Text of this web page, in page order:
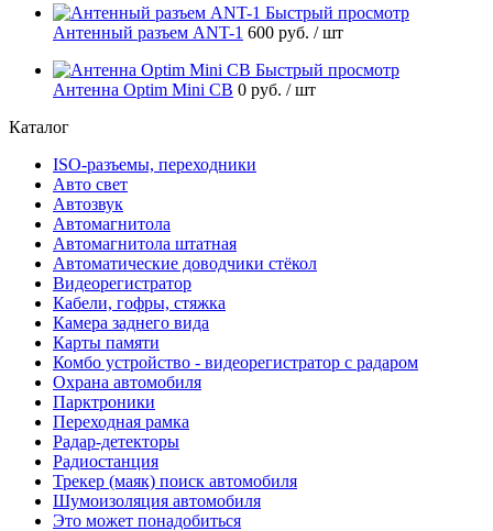
Быстрый просмотр
Антенный разъем ANT-1 600 руб. / шт
Быстрый просмотр
Антенна Optim Mini CB 0 руб. / шт
Каталог
ISO-разъемы, переходники
Авто свет
Автозвук
Автомагнитола
Автомагнитола штатная
Автоматические доводчики стёкол
Видеорегистратор
Кабели, гофры, стяжка
Камера заднего вида
Карты памяти
Комбо устройство - видеорегистратор с радаром
Охрана автомобиля
Парктроники
Переходная рамка
Радар-детекторы
Радиостанция
Трекер (маяк) поиск автомобиля
Шумоизоляция автомобиля
Это может понадобиться